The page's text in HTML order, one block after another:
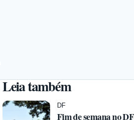
Leia também
DF
Fim de semana no